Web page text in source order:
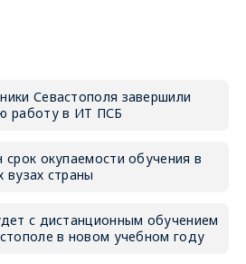
Севастополя завершили
работу в ИТ ПСБ
срок окупаемости обучения в
вузах страны
с дистанционным обучением
в новом учебном году